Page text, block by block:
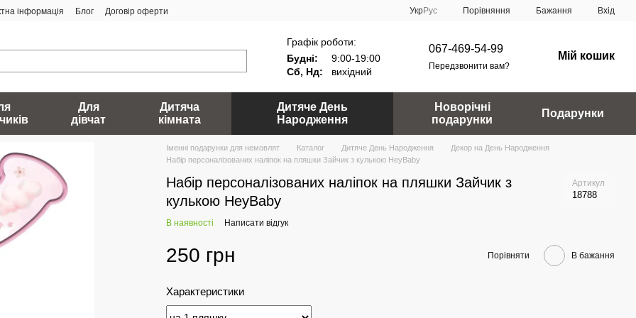
інформація Блог Договір оферти УкрРус Порівняння Бажання Вхід
Графік роботи:
Будні:
9:00-19:00
Сб, Нд:
вихідний
067-469-54-99
Передзвонити вам?
Мій кошик
Для
дівчат
Дитяча
кімната
Дитяче День
Народження
Новорічні
подарунки
Подарунки
Іменні подарунки для немовлят Каталог Дитяче День Народження
Декор на День Народження
Набір персоналізованих наліпок на пляшки Зайчик з кулькою HeyBaby
Набір персоналізованих наліпок на пляшки Зайчик з
кулькою HeyBaby
Артикул
18788
В наявності Написати відгук
250 грн Порівняти В бажання
Характеристики